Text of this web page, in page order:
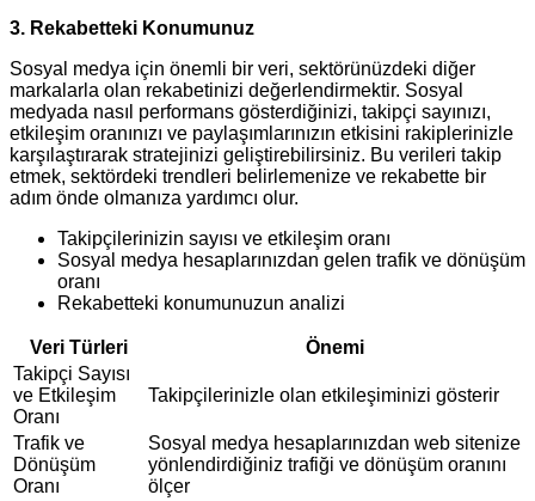
3. Rekabetteki Konumunuz
Sosyal medya için önemli bir veri, sektörünüzdeki diğer
markalarla olan rekabetinizi değerlendirmektir. Sosyal
medyada nasıl performans gösterdiğinizi, takipçi sayınızı,
etkileşim oranınızı ve paylaşımlarınızın etkisini rakiplerinizle
karşılaştırarak stratejinizi geliştirebilirsiniz. Bu verileri takip
etmek, sektördeki trendleri belirlemenize ve rekabette bir
adım önde olmanıza yardımcı olur.
Takipçilerinizin sayısı ve etkileşim oranı
Sosyal medya hesaplarınızdan gelen trafik ve dönüşüm
oranı
Rekabetteki konumunuzun analizi
Veri Türleri
Önemi
Takipçi Sayısı
ve Etkileşim
Oranı
Takipçilerinizle olan etkileşiminizi gösterir
Trafik ve
Dönüşüm
Oranı
Sosyal medya hesaplarınızdan web sitenize
yönlendirdiğiniz trafiği ve dönüşüm oranını
ölçer